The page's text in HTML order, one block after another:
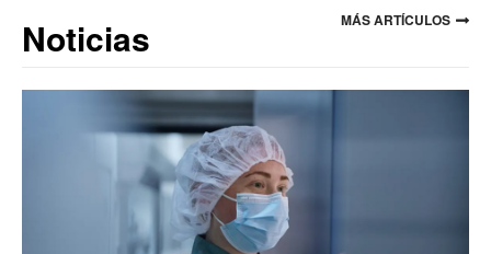
Noticias MÁS ARTÍCULOS